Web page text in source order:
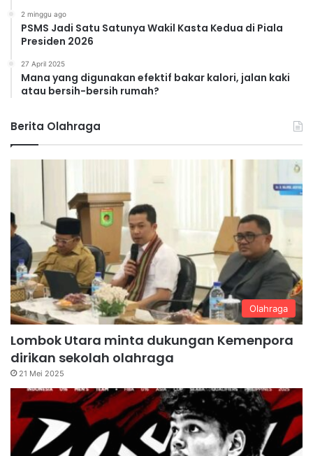
2 minggu ago
PSMS Jadi Satu Satunya Wakil Kasta Kedua di Piala
Presiden 2026
27 April 2025
Mana yang digunakan efektif bakar kalori, jalan kaki
atau bersih-bersih rumah?
Berita Olahraga
Olahraga
Lombok Utara minta dukungan Kemenpora
dirikan sekolah olahraga
21 Mei 2025